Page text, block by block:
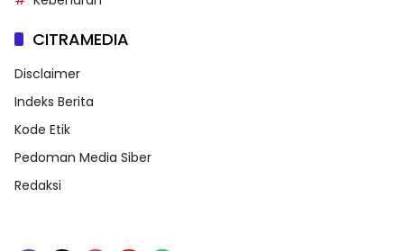
CITRAMEDIA
Disclaimer
Indeks Berita
Kode Etik
Pedoman Media Siber
Redaksi